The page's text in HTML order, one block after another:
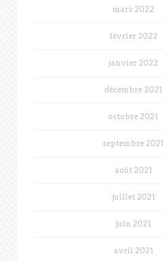
mars 2022
février 2022
janvier 2022
décembre 2021
octobre 2021
septembre 2021
août 2021
juillet 2021
juin 2021
avril 2021